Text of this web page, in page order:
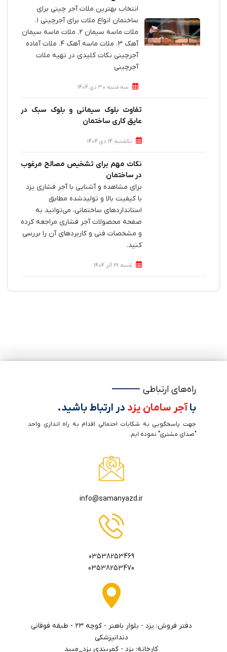
انتخاب بهترین ملات آجر چینی برای
ساختمان‌ انواع ملات برای آجرچینی ۱.
ملات ماسه سیمان ۲. ملات ماسه سیمان
آهک ۳. ملات ماسه آهک ۴. ملات آماده
آجرچینی نکات کلیدی در تهیه ملات
آجرچینی
سه شنبه 30 دی 1404
تفاوت بلوک سیمانی و بلوک سبک در
عایق کاری ساختمان
یکشنبه 14 دی 1404
نکات مهم برای تشخیص مصالح مرغوب
در ساختمان
برای مشاهده و آشنایی با آجر فشاری یزد
با کیفیت بالا و تولیدشده مطابق
استانداردهای ساختمانی، می‌توانید به
صفحه محصولات آجر فشاری مراجعه کرده
و مشخصات فنی و کاربردهای آن را بررسی
کنید.
شنبه 29 آذر 1404
راه‌های ارتباطی
باآجر سامان یزد در ارتباط باشید.
جهت پاسخگویی به شکایات احتمالی اقدام به راه اندازی واحد
"صدای مشتری" نموده ایم.
info@samanyazd.ir
03538253469
03538253470
دفتر فروش: يزد - بلوار باهنر - كوچه ٢٣ - طبقه فوقاني
دندانپزشكي
کارخانه: یزد - کمربندی یزد_میبد